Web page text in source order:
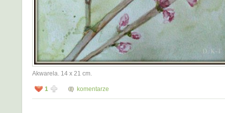
Akwarela. 14 x 21 cm.
1 komentarze